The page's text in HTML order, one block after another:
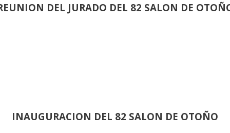
DEL JURADO DEL 82 SALON DE
INAUGURACION DEL 82 SALON DE OTOÑO